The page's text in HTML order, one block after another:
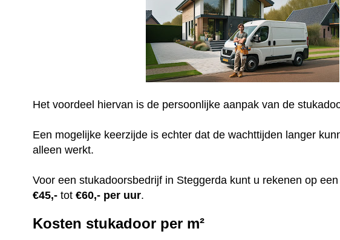
Het voordeel hiervan is de persoonlijke aanpak van de
Een mogelijke keerzijde is echter dat de wachttijden langer
alleen werkt.
Voor een stukadoorsbedrijf in Steggerda kunt u rekenen op
€45,- tot€60,- per uur.
Kosten stukadoor per m²